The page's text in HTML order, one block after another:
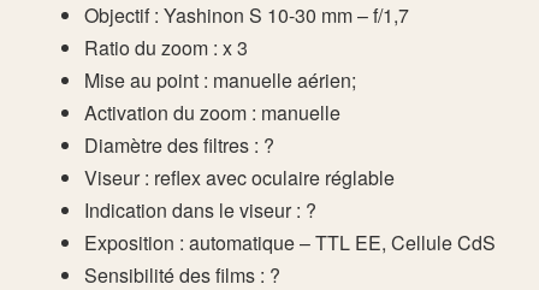
Objectif : Yashinon S 10-30 mm – f/1,7
Ratio du zoom : x 3
Mise au point : manuelle aérien;
Activation du zoom : manuelle
Diamètre des filtres : ?
Viseur : reflex avec oculaire réglable
Indication dans le viseur : ?
Exposition : automatique – TTL EE, Cellule CdS
Sensibilité des films : ?